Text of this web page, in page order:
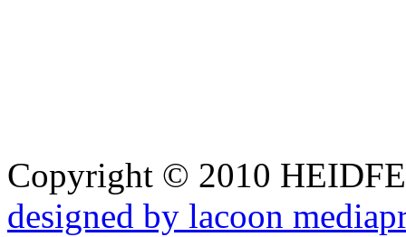
Copyright © 2010
designed by lacoon